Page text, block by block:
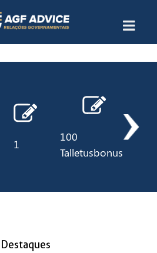
1
100
Talletusbonus
Destaques